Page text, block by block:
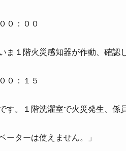
０：００
いま１階火災感知器が作動、確認
０：１５
です。１階洗濯室で火災発生、係
ーターは使えません。」